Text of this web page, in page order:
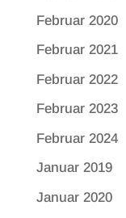
Februar 2020
Februar 2021
Februar 2022
Februar 2023
Februar 2024
Januar 2019
Januar 2020